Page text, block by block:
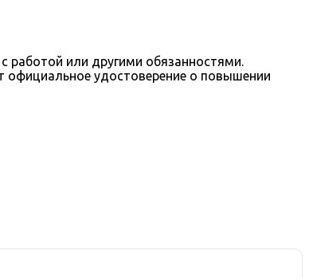
или другими обязанностями.
официальное удостоверение о повышении